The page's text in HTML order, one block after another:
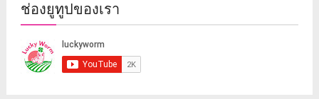
ช่องยูทูปของเรา